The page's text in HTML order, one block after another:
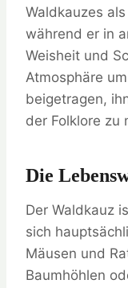
Waldkauzes
während er in
Weisheit und
Atmosphäre
beigetragen,
der Folklore zu
Die
Der Waldkauz
sich
Mäusen und
Baumhöhlen